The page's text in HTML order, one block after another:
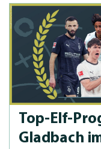
Top-Elf-
Gladbach